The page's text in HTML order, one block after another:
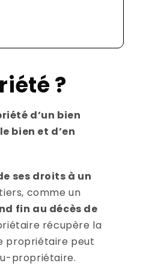
?
d’un bien
bien et d’en
ses droits à un
comme un
fin au décès de
récupère la
propriétaire peut
propriétaire.